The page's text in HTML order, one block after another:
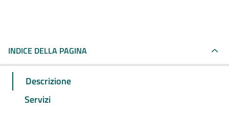
INDICE DELLA PAGINA
Descrizione
Servizi